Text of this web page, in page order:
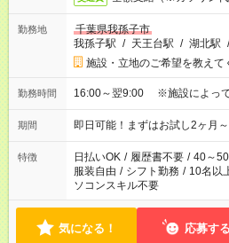
勤務地
千葉県我孫子市
我孫子駅 / 天王台駅 / 湖北駅
施設・立地のご希望を教えて
勤務時間 16:00～翌9:00 ※施設によって
期間 即日可能！まずはお試し2ヶ月～
特徴 日払いOK / 履歴書不要 / 40～
服装自由 / シフト勤務 / 10名以
ソコンスキル不要
気になる！ 応募する